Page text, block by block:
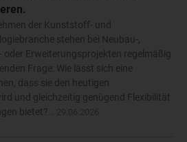
der Kunststoff- und
stehen bei Neubau-,
oder Erweiterungsprojekten regelmäßig
Frage: Wie lässt sich eine
dass sie den heutigen
und gleichzeitig genügend Flexibilität
bietet?…